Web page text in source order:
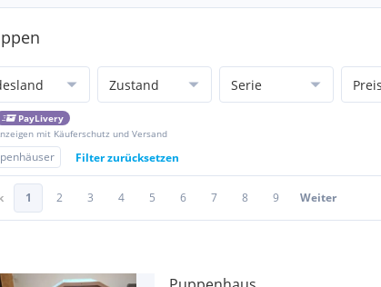
Zustand Serie Preis
PayLivery
mit Käuferschutz und Versand
Filter zurücksetzen
1 2 3 4 5 6 7 8 9 Weiter